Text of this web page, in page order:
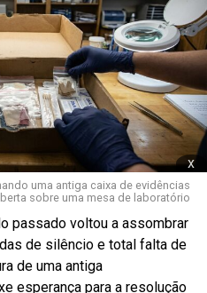
x
uma antiga caixa de evidências
sobre uma mesa de laboratório
passado voltou a assombrar
de silêncio e total falta de
de uma antiga
esperança para a resolução